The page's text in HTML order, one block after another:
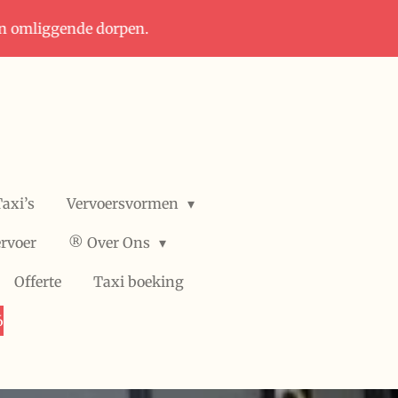
omliggende dorpen.
Vervoersvormen
®️ Over Ons
Offerte Taxi boeking